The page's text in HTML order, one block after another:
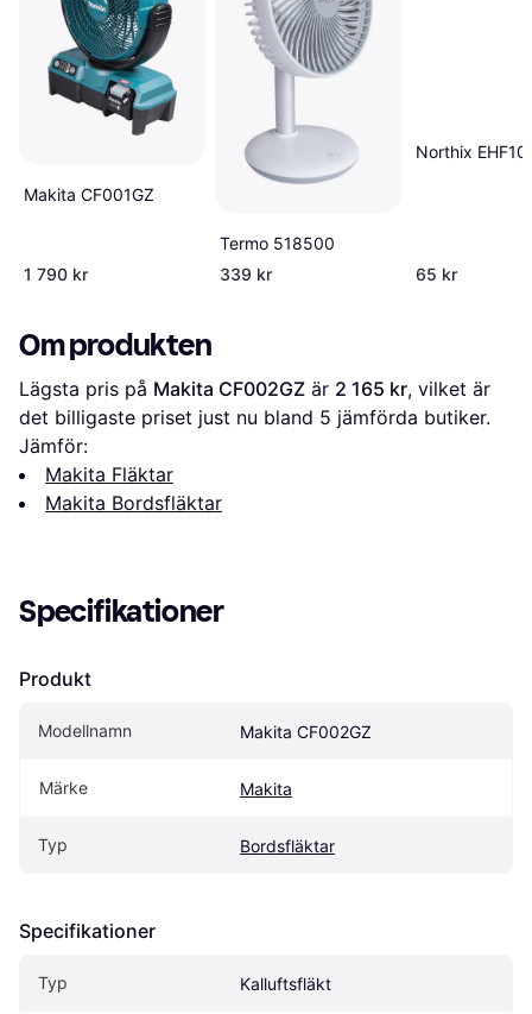
Makita CF001GZ
1 790 kr
Termo 518500
339 kr
Northix
65 kr
Om produkten
Lägsta pris på Makita CF002GZ är 2 165 kr, vilket är
det billigaste priset just nu bland 5 jämförda butiker.
Jämför:
Makita Fläktar
Makita Bordsfläktar
Specifikationer
Produkt
Modellnamn Makita CF002GZ
Märke Makita
Typ Bordsfläktar
Specifikationer
Typ Kalluftsfläkt